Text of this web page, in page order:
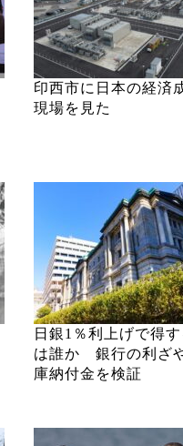
印西市に日本の経済
現場を見た
日銀1％利上げで得
は誰か 銀行の利ざ
庫納付金を検証